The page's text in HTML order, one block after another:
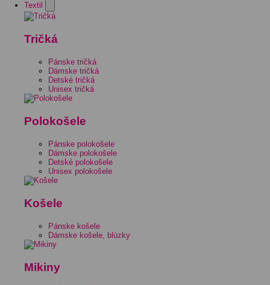
Textil
Tričká
Pánske tričká
Dámske tričká
Detské tričká
Unisex tričká
Polokošele
Pánske polokošele
Dámske polokošele
Detské polokošele
Unisex polokošele
Košele
Pánske košele
Dámske košele, blúzky
Mikiny